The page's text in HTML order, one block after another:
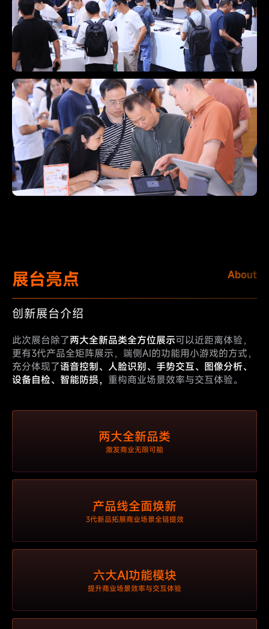
展台亮点 About
创新展台介绍
此次展台除了两大全新品类全方位展示可以近距离体验，
更有3代产品全矩阵展示，端侧AI的功能用小游戏的方式，
充分体现了语音控制、人脸识别、手势交互、图像分析、
设备自检、智能防损， 重构商业场景效率与交互体验。
两大全新品类
激发商业无限可能
产品线全面焕新
3代新品拓展商业场景全链提效
六大AI功能模块
提升商业场景效率与交互体验